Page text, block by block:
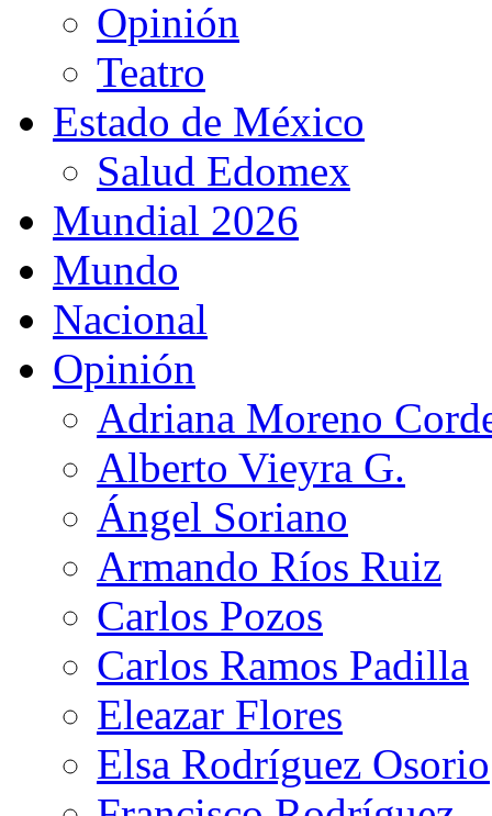
Opinión
Teatro
Estado de México
Salud Edomex
Mundial 2026
Mundo
Nacional
Opinión
Adriana Moreno
Alberto Vieyra G.
Ángel Soriano
Armando Ríos Ruiz
Carlos Pozos
Carlos Ramos Padilla
Eleazar Flores
Elsa Rodríguez Osorio